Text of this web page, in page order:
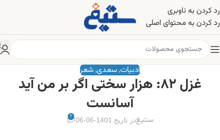
رد کردن به ناوبری
رد کردن به محتوای اصلی
ادبیات, سعدی, شعر
غزل ۸۲: هزار سختی اگر بر من آید
آسانست
ستیغدر تاریخ 1401-06-06 1